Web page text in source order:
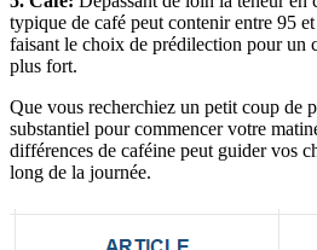
typique de café peut contenir entre 95
faisant le choix de prédilection pour un
plus fort.
Que vous recherchiez un petit coup de
substantiel pour commencer votre
différences de caféine peut guider vos
long de la journée.